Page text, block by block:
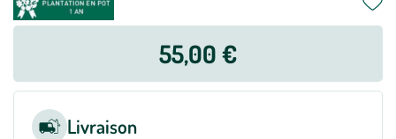
gobelet
55,00 €
Livraison